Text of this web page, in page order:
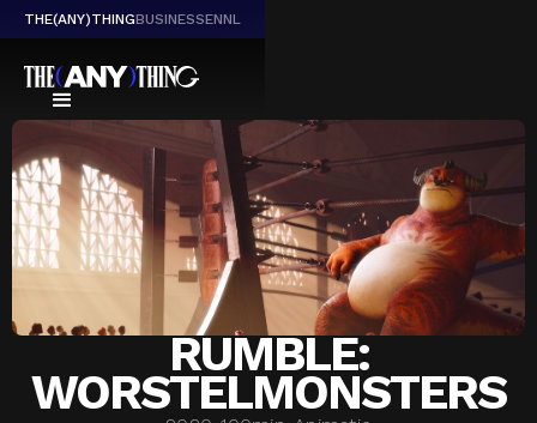
THE(ANY)THINGBUSINESSENNL
RUMBLE:
WORSTELMONSTERS